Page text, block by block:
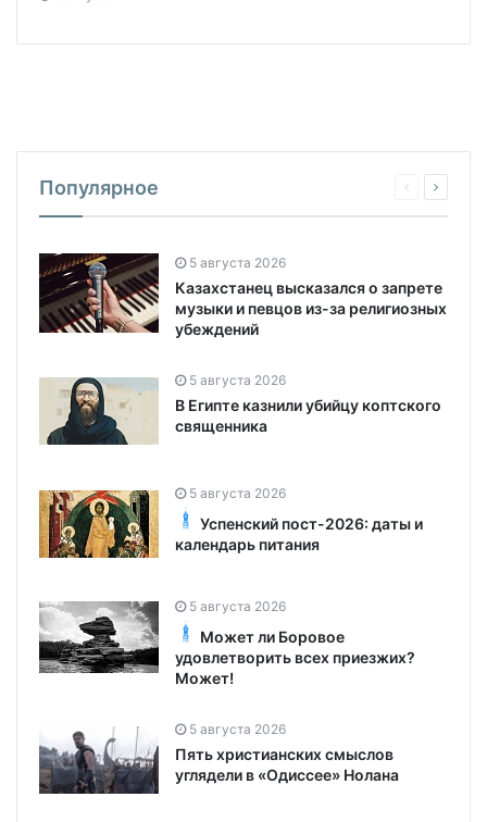
Популярное
5 августа 2026
Казахстанец высказался о запрете
музыки и певцов из-за религиозных
убеждений
5 августа 2026
В Египте казнили убийцу коптского
священника
5 августа 2026
Успенский пост-2026: даты и
календарь питания
5 августа 2026
Может ли Боровое
удовлетворить всех приезжих?
Может!
5 августа 2026
Пять христианских смыслов
углядели в «Одиссее» Нолана